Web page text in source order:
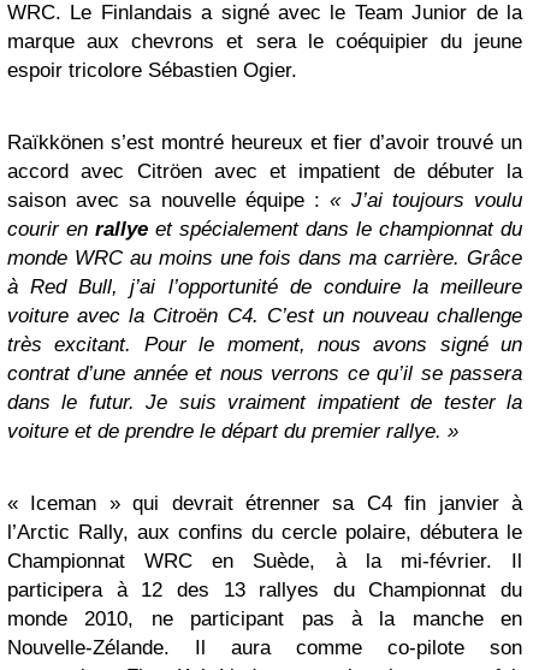
WRC. Le Finlandais a signé avec le Team Junior de la
marque aux chevrons et sera le coéquipier du jeune
espoir tricolore Sébastien Ogier.
Raïkkönen s’est montré heureux et fier d’avoir trouvé un
accord avec Citröen avec et impatient de débuter la
saison avec sa nouvelle équipe :« J’ai toujours voulu
courir en rallye et spécialement dans le championnat du
monde WRC au moins une fois dans ma carrière. Grâce
à Red Bull, j’ai l’opportunité de conduire la meilleure
voiture avec la Citroën C4. C’est un nouveau challenge
très excitant. Pour le moment, nous avons signé un
contrat d’une année et nous verrons ce qu’il se passera
dans le futur. Je suis vraiment impatient de tester la
voiture et de prendre le départ du premier rallye. »
« Iceman » qui devrait étrenner sa C4 fin janvier à
l’Arctic Rally, aux confins du cercle polaire, débutera le
Championnat WRC en Suède, à la mi-février. Il
participera à 12 des 13 rallyes du Championnat du
monde 2010, ne participant pas à la manche en
Nouvelle-Zélande. Il aura comme co-pilote son